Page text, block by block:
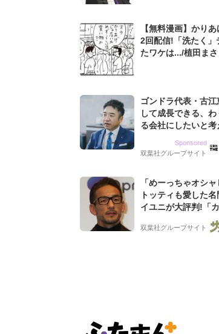
【無料漫画】かり
2回配信!「洗たく」
たワケは.../植田まさ
ゴンドラ代表・古
して成長できる、
る会社にしたいと
グ会社のアイデンテ
Sponsored
双葉社グループサイト
「めーっちゃオシ
トッティも愛した
イユニが大評判!「
デザイン」「今年
双葉社グループサイト